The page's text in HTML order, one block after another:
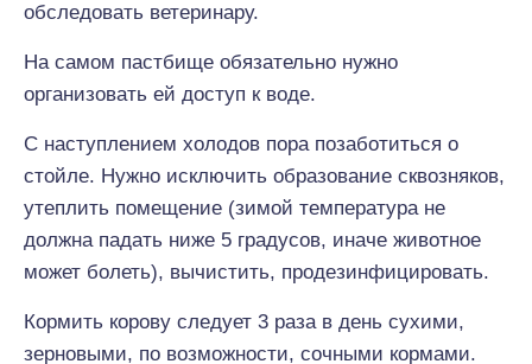
обследовать ветеринару.
На самом пастбище обязательно нужно
организовать ей доступ к воде.
С наступлением холодов пора позаботиться о
стойле. Нужно исключить образование сквозняков,
утеплить помещение (зимой температура не
должна падать ниже 5 градусов, иначе животное
может болеть), вычистить, продезинфицировать.
Кормить корову следует 3 раза в день сухими,
зерновыми, по возможности, сочными кормами.